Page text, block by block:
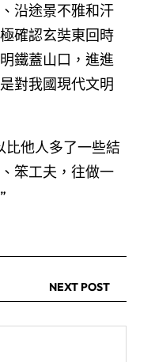
沿途景不雅和汗
確認玄奘東回時
鐵蓋山口，進進
對我國現代文明
比他人多了一些結
笨工夫，往做一
NEXT POST